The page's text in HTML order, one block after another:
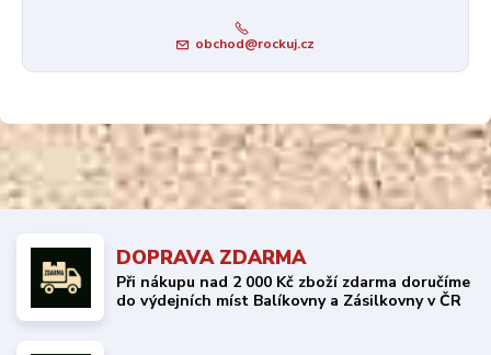
obchod@rockuj.cz
DOPRAVA ZDARMA
Při nákupu nad 2 000 Kč zboží zdarma doručíme
do výdejních míst Balíkovny a Zásilkovny v ČR